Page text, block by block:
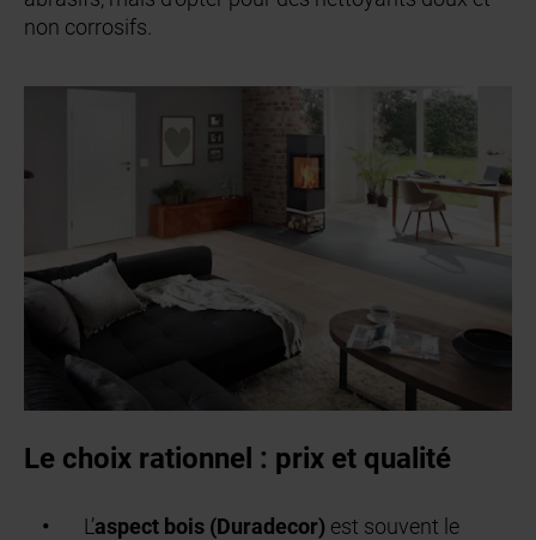
non corrosifs.
Le choix rationnel : prix et qualité
L’aspect bois (Duradecor) est souvent le